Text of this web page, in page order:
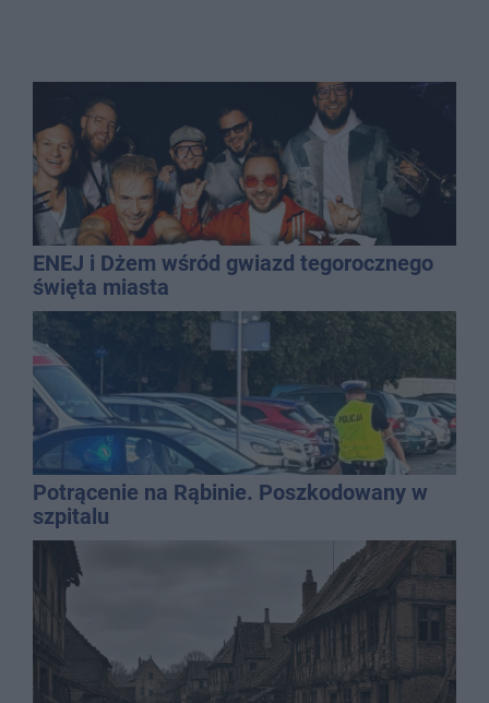
ENEJ i Dżem wśród gwiazd tegorocznego
święta miasta
Potrącenie na Rąbinie. Poszkodowany w
szpitalu